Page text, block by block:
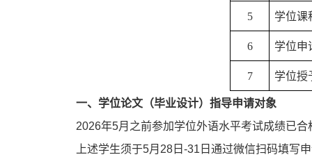
5 学位课
6 学位申
7 学位授
一、学位论文（毕业设计）指导申请对象
2026年5月之前参加学位外语水平考试成绩已
上述学生须于5月28日-31日通过微信扫码填写